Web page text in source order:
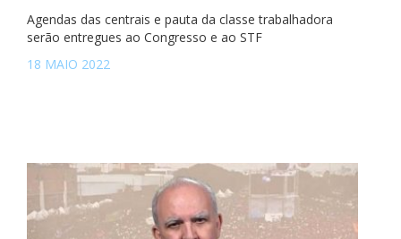
Agendas das centrais e pauta da classe trabalhadora
serão entregues ao Congresso e ao STF
18 MAIO 2022